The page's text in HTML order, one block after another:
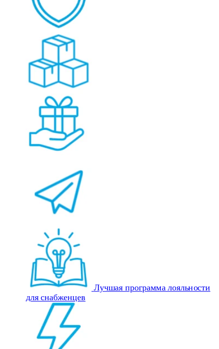
Лучшая программа лояльности
для снабженцев